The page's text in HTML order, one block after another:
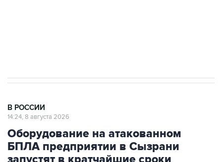
В РОССИИ
14:24, 8 августа 2026
Оборудование на атакованном
БПЛА предприятии в Сызрани